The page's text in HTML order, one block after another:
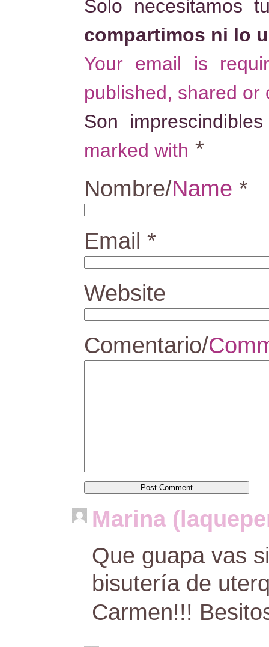
Solo necesitamos
compartimos ni lo
Your email is
published, shared or
Son
marked with *
Nombre/Name *
Email *
Website
Comentario/
Marina
Que guapa vas
bisutería de
Carmen!!!